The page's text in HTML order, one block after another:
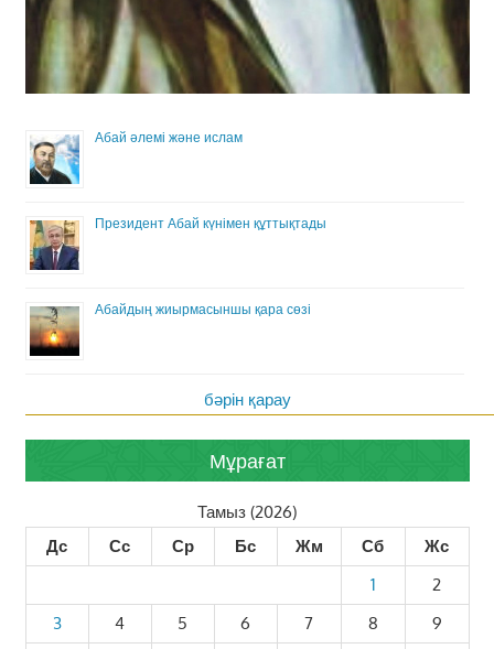
Абай әлемі және ислам
Президент Абай күнімен құттықтады
Абайдың жиырмасыншы қара сөзі
бәрін қарау
Мұрағат
Тамыз (2026)
Дс
Сс Ср Бс Жм Сб
Жс
1
2
3
4 5 6 7 8
9